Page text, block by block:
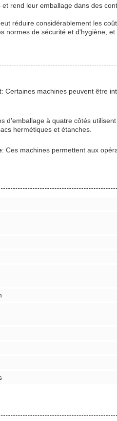
rend leur emballage dans des
réduire considérablement les
normes de sécurité et d'hygiène,
: Certaines machines peuvent être
d'emballage à quatre côtés
hermétiques et étanches.
: Ces machines permettent aux